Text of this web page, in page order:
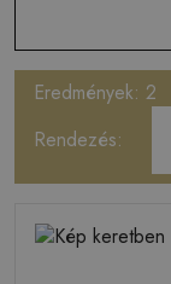
Eredmények: 2
Rendezés: